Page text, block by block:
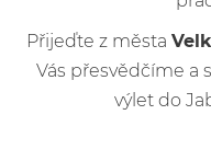
Přijeďte z města
Vás přesvědčíme a
výlet do